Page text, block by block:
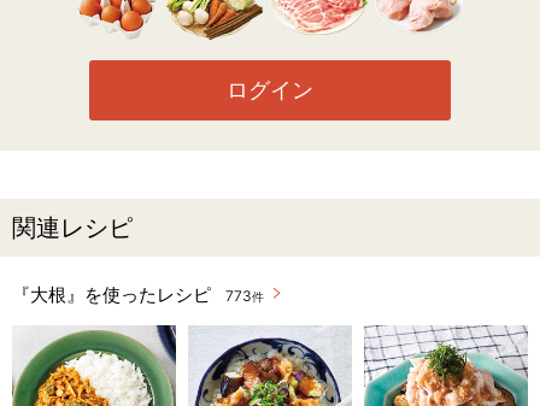
ログイン
関連レシピ
『大根』を使ったレシピ 773件